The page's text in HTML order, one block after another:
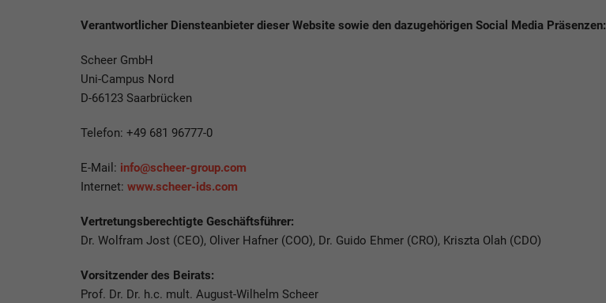
Verantwortlicher Diensteanbieter dieser Website sowie den dazugehörigen Social Media Präsenzen:
Scheer GmbH
Uni-Campus Nord
D-66123 Saarbrücken
Telefon: +49 681 96777-0
E-Mail: info@scheer-group.com
Internet: www.scheer-ids.com
Vertretungsberechtigte Geschäftsführer:
Dr. Wolfram Jost (CEO), Oliver Hafner (COO), Dr. Guido Ehmer (CRO), Kriszta Olah (CDO)
Vorsitzender des Beirats:
Prof. Dr. Dr. h.c. mult. August-Wilhelm Scheer